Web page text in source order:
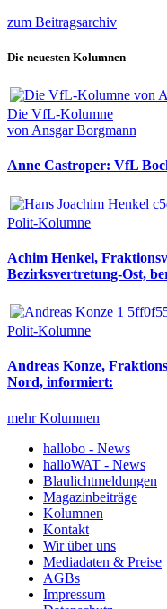
zum Beitragsarchiv
Die neuesten Kolumnen
Die VfL-Kolumne
von Ansgar Borgmann
Anne Castroper: VfL
Polit-Kolumne
Achim Henkel,
Bezirksvertretung-Ost,
Polit-Kolumne
Andreas Konze,
Nord, informiert:
mehr Kolumnen
hallobo - News
halloWAT - News
Blaulichtmeldungen
Magazinbeiträge
Kolumnen
Kontakt
Wir über uns
Mediadaten & Preise
AGBs
Impressum